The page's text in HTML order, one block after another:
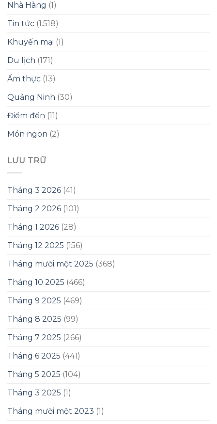
Nhà Hàng (1)
Tin tức (1.518)
Khuyến mại (1)
Du lịch (171)
Ẩm thực (13)
Quảng Ninh (30)
Điểm đến (11)
Món ngon (2)
LƯU TRỮ
Tháng 3 2026 (41)
Tháng 2 2026 (101)
Tháng 1 2026 (28)
Tháng 12 2025 (156)
Tháng mười một 2025 (368)
Tháng 10 2025 (466)
Tháng 9 2025 (469)
Tháng 8 2025 (99)
Tháng 7 2025 (266)
Tháng 6 2025 (441)
Tháng 5 2025 (104)
Tháng 3 2025 (1)
Tháng mười một 2023 (1)